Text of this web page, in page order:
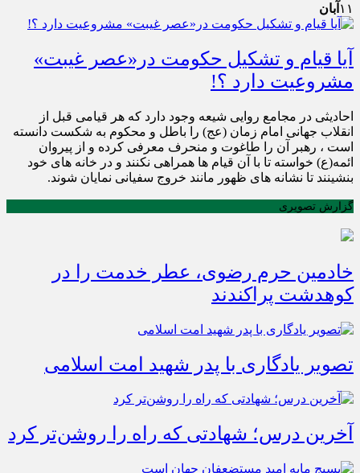
۱۱ آبان
آیا قیام و تشکیل حکومت در«عصر غیبت»
مشروعیت دارد ؟!
احادیثی در مجامع روایی شیعه وجود دارد که هر قیامی قبل از
انقلاب جهانی امام زمان (عج) را باطل و محکوم به شکست دانسته
است ، رهبر آن را طاغوت و منحرف معرفی کرده و از پیروان
ائمه(ع) خواسته تا با آن قیام ها همراهی نکنند و در خانه های خود
بنشینند تا نشانه های ظهور مانند خروج سفیانی نمایان شوند.
گزارش تصویری
خادمین حرم رضوی، عطر خدمت را در
کوهدشت پراکندند
تصویر یادگاری با پدر شهید امت اسلامی
آخرین درس؛ شهادتی که راه را روشن‌تر کرد